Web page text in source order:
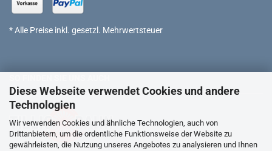
Diese Webseite verwendet Cookies und andere
Technologien
Wir verwenden Cookies und ähnliche Technologien, auch von
Drittanbietern, um die ordentliche Funktionsweise der Website zu
gewährleisten, die Nutzung unseres Angebotes zu analysieren und Ihnen
* Alle Preise inkl. gesetzl. Mehrwertsteuer